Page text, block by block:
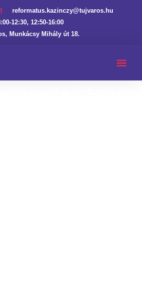
reformatus.kazinczy@tujvaros.hu
12:30, 12:50-16:00
Munkácsy Mihály út 18.